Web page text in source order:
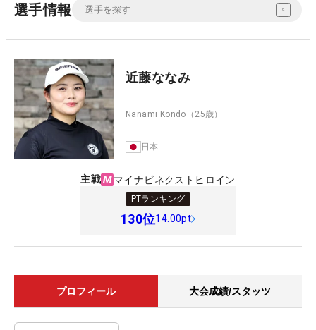
選手情報
近藤ななみ
Nanami Kondo （25歳）
日本
主戦 マイナビネクストヒロイン
PTランキング
130位14.00pt
プロフィール 大会成績/スタッツ